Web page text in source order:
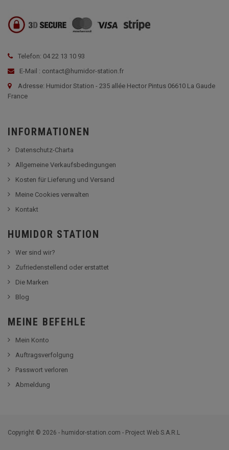
Telefon: 04 22 13 10 93
E-Mail : contact@humidor-station.fr
Adresse: Humidor Station - 235 allée Hector Pintus 06610 La Gaude
France
INFORMATIONEN
Datenschutz-Charta
Allgemeine Verkaufsbedingungen
Kosten für Lieferung und Versand
Meine Cookies verwalten
Kontakt
HUMIDOR STATION
Wer sind wir?
Zufriedenstellend oder erstattet
Die Marken
Blog
MEINE BEFEHLE
Mein Konto
Auftragsverfolgung
Passwort verloren
Abmeldung
Copyright © 2026 - humidor-station.com - Project Web S.A.R.L